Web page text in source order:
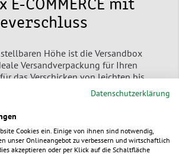
E-COMMERCE mit
Höhe ist die Versandbox
Versandverpackung für Ihren
das Verschicken von leichten bis
Gegenständen aber auch größeren
stabile, höhenvariable Versandkarton
schnell verschließen und
– bis 70 mm, passt sich ihrem Produkt
Datenschutzerklärung
Cookies ein. Einige von ihnen sind notwendig,
unser Onlineangebot zu verbessern und wirtschaftlich
akzeptieren oder per Klick auf die Schaltfläche